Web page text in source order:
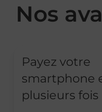
Nos
Payez votre
smartphone
plusieurs fois